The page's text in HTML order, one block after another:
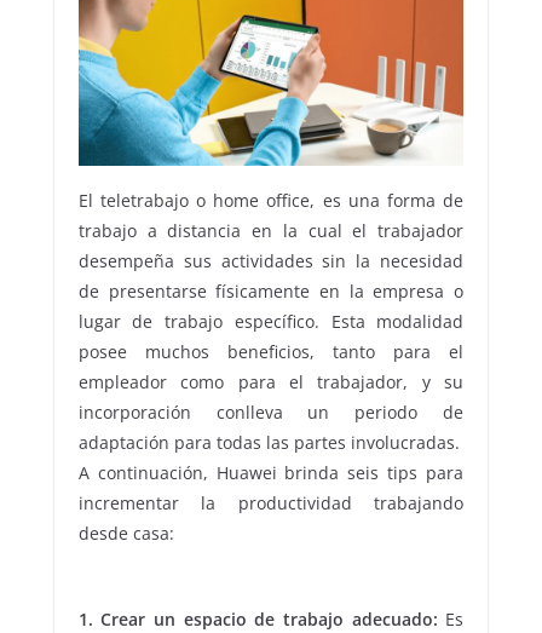
El teletrabajo o home office, es una forma de
trabajo a distancia en la cual el trabajador
desempeña sus actividades sin la necesidad
de presentarse físicamente en la empresa o
lugar de trabajo específico. Esta modalidad
posee muchos beneficios, tanto para el
empleador como para el trabajador, y su
incorporación conlleva un periodo de
adaptación para todas las partes involucradas.
A continuación, Huawei brinda seis tips para
incrementar la productividad trabajando
desde casa:
1. Crear un espacio de trabajo adecuado: Es